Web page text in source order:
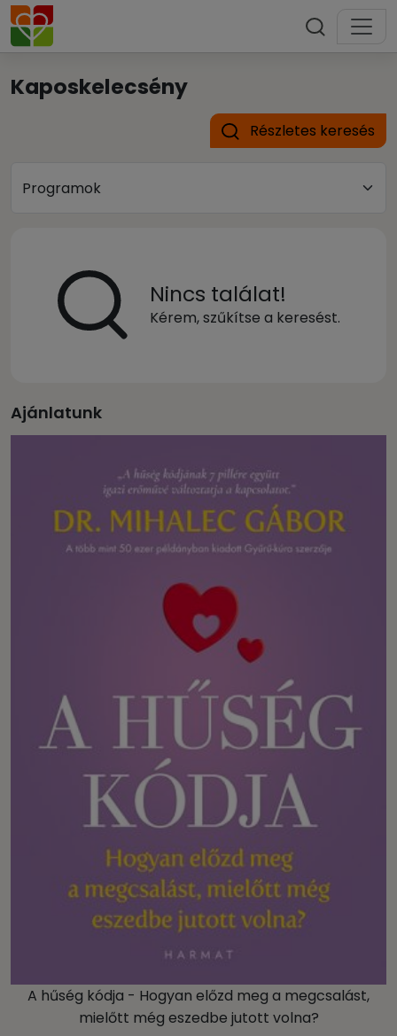
Kaposkelecsény
Részletes keresés
Nincs találat!
Kérem, szűkítse a keresést.
Ajánlatunk
A hűség kódja - Hogyan előzd meg a megcsalást,
mielőtt még eszedbe jutott volna?